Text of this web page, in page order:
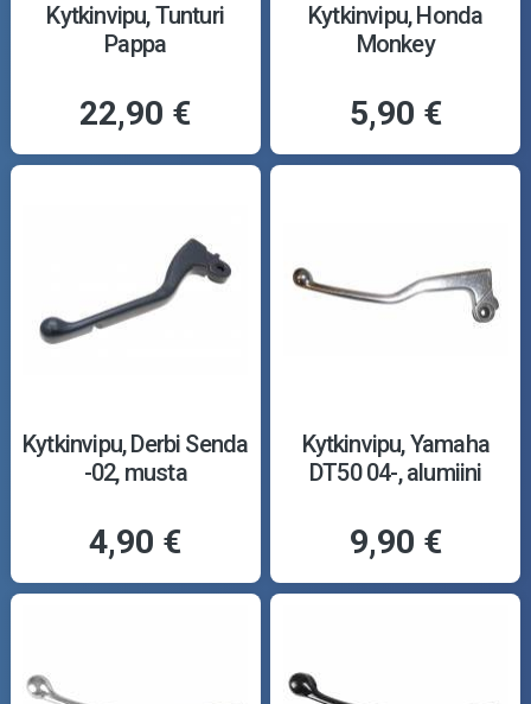
Kytkinvipu, Tunturi
Pappa
22,90 €
Kytkinvipu, Honda
Monkey
5,90 €
Kytkinvipu, Derbi Senda
-02, musta
4,90 €
Kytkinvipu, Yamaha
DT50 04-, alumiini
9,90 €